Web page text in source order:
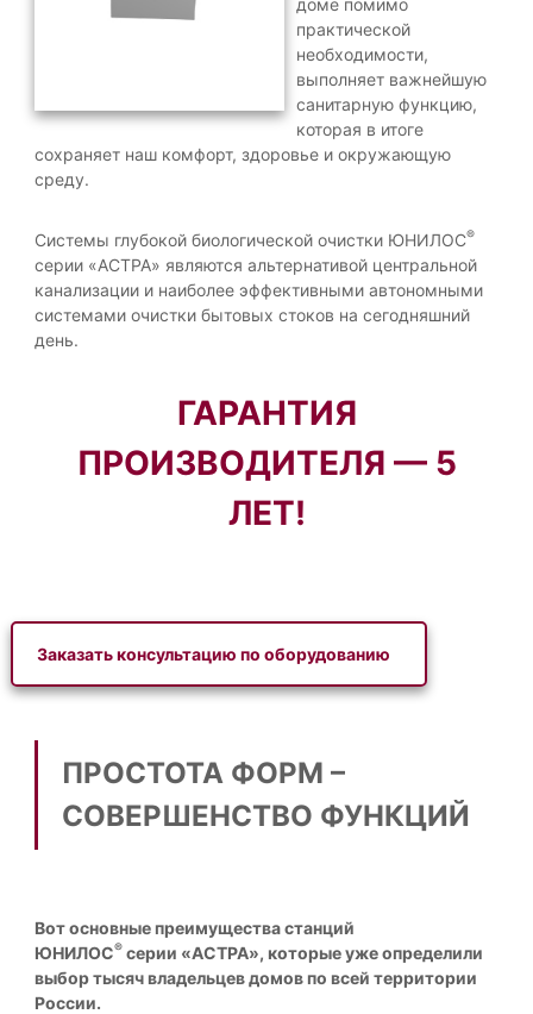
а
н
а
л
и
з
и
и
.
о
н
о
к
а
а
и
з
а
д
л
я
н
е
й
ш
и
й
о
й
с
к
и
о
и
в
и
т
а
в
т
о
о
й
к
доме помимо
практической
необходимости,
выполняет важнейшую
санитарную функцию,
которая в итоге
сохраняет наш комфорт, здоровье и окружающую
среду.
Системы глубокой биологической очистки ЮНИЛОС®
серии «АСТРА» являются альтернативой центральной
канализации и наиболее эффективными автономными
системами очистки бытовых стоков на сегодняшний
день.
ГАРАНТИЯ
ПРОИЗВОДИТЕЛЯ — 5
ЛЕТ!
Заказать консультацию по оборудованию
ПРОСТОТА ФОРМ –
СОВЕРШЕНСТВО ФУНКЦИЙ
Вот основные преимущества станций
ЮНИЛОС®серии «АСТРА», которые уже определили
выбор тысяч владельцев домов по всей территории
России.